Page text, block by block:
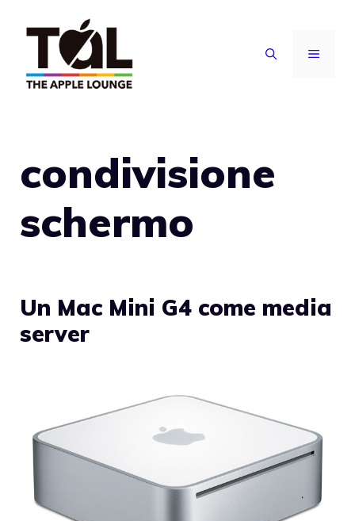
contenuto
MENU
condivisione
schermo
Un Mac Mini G4 come media
server